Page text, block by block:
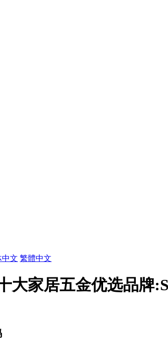
中文 繁體中文
大家居五金优选品牌